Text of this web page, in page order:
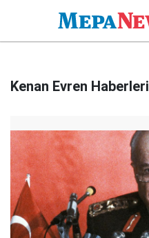
Kenan Evren Haberleri